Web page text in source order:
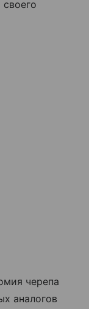
черепа
аналогов